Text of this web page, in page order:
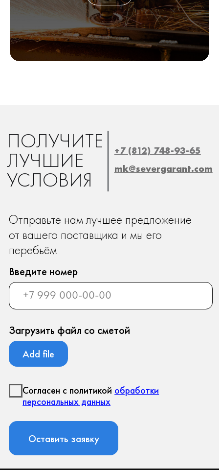
Юридический адрес:
196247, Санкт-Петербург г, вн.тер.г.
муниципальный округ Новоизмайловское, пл.
Фактический адрес:
муниципальный округ Новоизмайловское, пл.
Конституции, д. 3, к. 2, литера А, помещ. 135-Н
офис А-1, комната 2